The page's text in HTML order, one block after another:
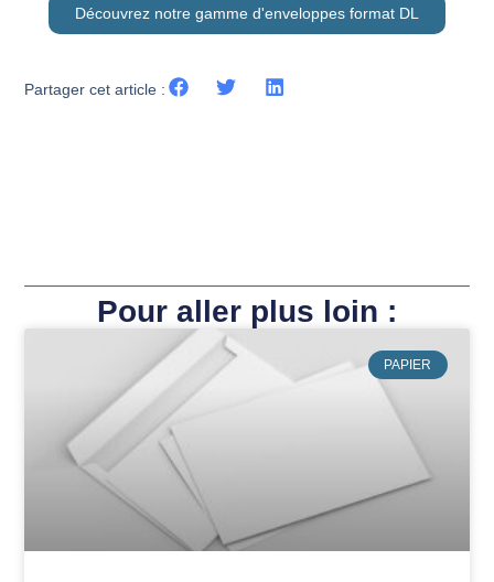
Découvrez notre gamme d'enveloppes format DL
Partager cet article :
Pour aller plus loin :
PAPIER